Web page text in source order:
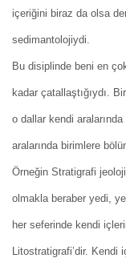
içeriğini biraz da olsa
sedimantolojiydi.
Bu disiplinde beni en
kadar çatallaştığıydı.
o dallar kendi aralarında
aralarında birimlere
Örneğin Stratigrafi
olmakla beraber yedi,
her seferinde kendi
Litostratigrafi’dir. Kendi